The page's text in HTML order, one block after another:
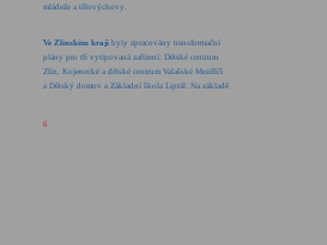
6
mládeže a tělovýchovy.
Ve Zlínském kraji byly zpracovány transformační
plány pro tři vytipovaná zařízení: Dětské centrum
Zlín, Kojenecké a dětské centrum Valašské Meziříčí
a Dětský domov a Základní škola Liptál. Na základě